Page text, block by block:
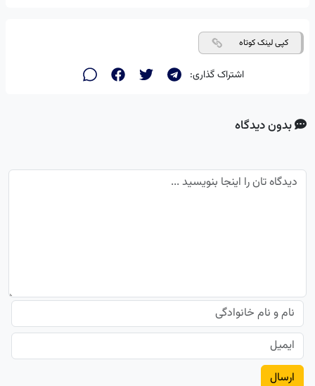
کپی لینک کوتاه
اشتراک گذاری:
بدون دیدگاه